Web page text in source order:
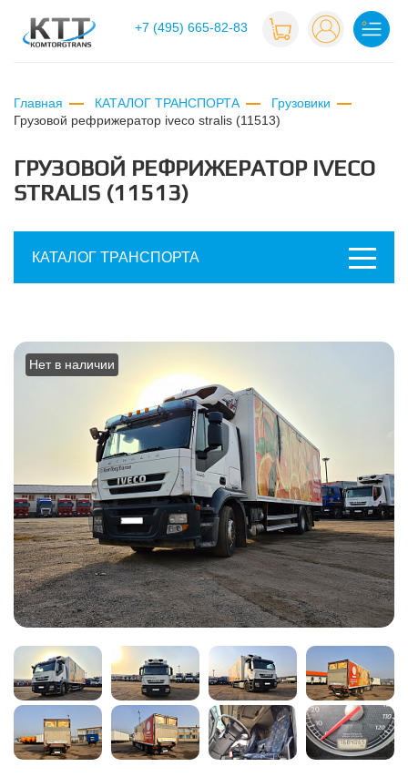
+7 (495) 665-82-83
Главная КАТАЛОГ ТРАНСПОРТА
Грузовики
грузовой рефрижератор iveco stralis (11513)
ГРУЗОВОЙ РЕФРИЖЕРАТОР IVECO
STRALIS (11513)
КАТАЛОГ ТРАНСПОРТА
Нет в наличии